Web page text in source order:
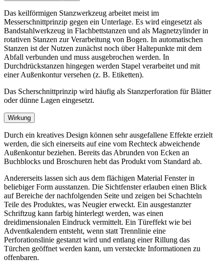
Das keilförmigen Stanzwerkzeug arbeitet meist im
Messerschnittprinzip gegen ein Unterlage. Es wird eingesetzt als
Bandstahlwerkzeug in Flachbettstanzen und als Magnetzylinder in
rotativen Stanzen zur Verarbeitung von Bogen. In automatischen
Stanzen ist der Nutzen zunächst noch über Haltepunkte mit dem
Abfall verbunden und muss ausgebrochen werden. In
Durchdrückstanzen hingegen werden Stapel verarbeitet und mit
einer Außenkontur versehen (z. B. Etiketten).
Das Scherschnittprinzip wird häufig als Stanzperforation für Blätter
oder dünne Lagen eingesetzt.
Wirkung
Durch ein kreatives Design können sehr ausgefallene Effekte erzielt
werden, die sich einerseits auf eine vom Rechteck abweichende
Außenkontur beziehen. Bereits das Abrunden von Ecken an
Buchblocks und Broschuren hebt das Produkt vom Standard ab.
Andererseits lassen sich aus dem flächigen Material Fenster in
beliebiger Form ausstanzen. Die Sichtfenster erlauben einen Blick
auf Bereiche der nachfolgenden Seite und zeigen bei Schachteln
Teile des Produktes, was Neugier erweckt. Ein ausgestanzter
Schriftzug kann farbig hinterlegt werden, was einen
dreidimensionalen Eindruck vermittelt. Ein Türeffekt wie bei
Adventkalendern entsteht, wenn statt Trennlinie eine
Perforationslinie gestanzt wird und entlang einer Rillung das
Türchen geöffnet werden kann, um versteckte Informationen zu
offenbaren.